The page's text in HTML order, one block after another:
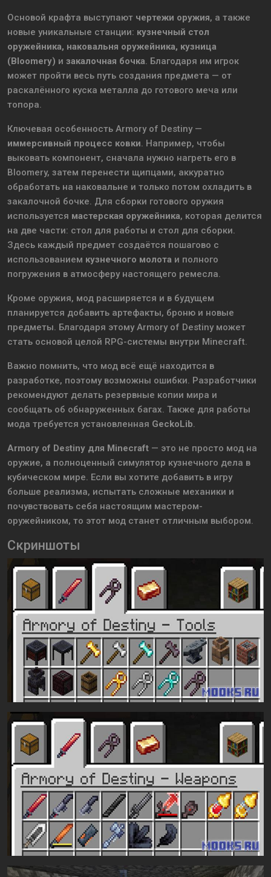
Основой крафта выступают чертежи оружия, а также
новые уникальные станции: кузнечный стол
оружейника, наковальня оружейника, кузница
(Bloomery) и закалочная бочка. Благодаря им игрок
может пройти весь путь создания предмета — от
раскалённого куска металла до готового меча или
топора.
Ключевая особенность Armory of Destiny —
иммерсивный процесс ковки. Например, чтобы
выковать компонент, сначала нужно нагреть его в
Bloomery, затем перенести щипцами, аккуратно
обработать на наковальне и только потом охладить в
закалочной бочке. Для сборки готового оружия
используется мастерская оружейника, которая делится
на две части: стол для работы и стол для сборки.
Здесь каждый предмет создаётся пошагово с
использованием кузнечного молота и полного
погружения в атмосферу настоящего ремесла.
Кроме оружия, мод расширяется и в будущем
планируется добавить артефакты, броню и новые
предметы. Благодаря этому Armory of Destiny может
стать основой целой RPG-системы внутри Minecraft.
Важно помнить, что мод всё ещё находится в
разработке, поэтому возможны ошибки. Разработчики
рекомендуют делать резервные копии мира и
сообщать об обнаруженных багах. Также для работы
мода требуется установленная GeckoLib.
Armory of Destiny для Minecraft — это не просто мод на
оружие, а полноценный симулятор кузнечного дела в
кубическом мире. Если вы хотите добавить в игру
больше реализма, испытать сложные механики и
почувствовать себя настоящим мастером-
оружейником, то этот мод станет отличным выбором.
Скриншоты